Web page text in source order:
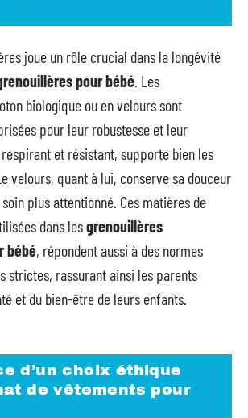
joue un rôle crucial dans la longévité
pour bébé . Les
biologique ou en velours sont
pour leur robustesse et leur
et résistant, supporte bien les
velours, quant à lui, conserve sa douceur
plus attentionné. Ces matières de
dans lesgrenouillères
bébé, répondent aussi à des normes
strictes, rassurant ainsi les parents
et du bien-être de leurs enfants.
d’un choix éthique
de vêtements pour